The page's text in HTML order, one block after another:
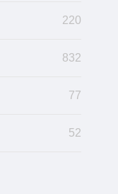
220
832
77
52